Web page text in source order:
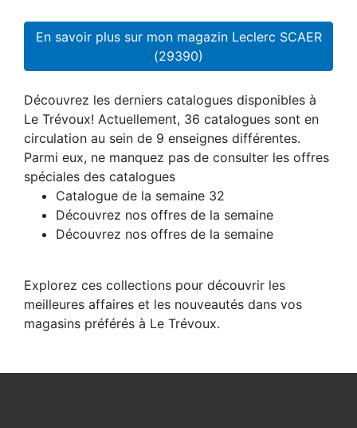
En savoir plus sur mon magazin Leclerc SCAER
(29390)
Découvrez les derniers catalogues disponibles à
Le Trévoux! Actuellement, 36 catalogues sont en
circulation au sein de 9 enseignes différentes.
Parmi eux, ne manquez pas de consulter les offres
spéciales des catalogues
Catalogue de la semaine 32
Découvrez nos offres de la semaine
Découvrez nos offres de la semaine
Explorez ces collections pour découvrir les
meilleures affaires et les nouveautés dans vos
magasins préférés à Le Trévoux.